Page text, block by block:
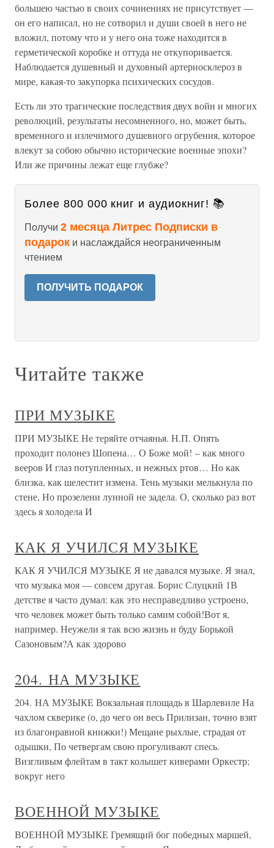
большею частью в своих сочинениях не присутствует —
он его написал, но не сотворил и души своей в него не
вложил, потому что и у него она тоже находится в
герметической коробке и оттуда не откупоривается.
Наблюдается душевный и духовный артериосклероз в
мире, какая-то закупорка психических сосудов.
Есть ли это трагические последствия двух войн и многих
революций, результаты несомненного, но, может быть,
временного и излечимого душевного огрубения, которое
влекут за собою обычно исторические военные эпохи?
Или же причины лежат еще глубже?
Более 800 000 книг и аудиокниг! 📚
Получи 2 месяца Литрес Подписки в
подарок и наслаждайся неограниченным
чтением
ПОЛУЧИТЬ ПОДАРОК
Читайте также
ПРИ МУЗЫКЕ
ПРИ МУЗЫКЕ Не теряйте отчаянья. Н.П. Опять
проходит полонез Шопена… О Боже мой! – как много
вееров И глаз потупленных, и нежных ртов… Но как
близка, как шелестит измена. Тень музыки мелькнула по
стене, Но прозелени лунной не задела. О, сколько раз вот
здесь я холодела И
КАК Я УЧИЛСЯ МУЗЫКЕ
КАК Я УЧИЛСЯ МУЗЫКЕ Я не давался музыке. Я знал,
что музыка моя — совсем другая. Борис Слуцкий 1В
детстве я часто думал: как это несправедливо устроено,
что человек может быть только самим собой!Вот я,
например. Неужели я так всю жизнь и буду Борькой
Сазоновым?А как здорово
204. НА МУЗЫКЕ
204. НА МУЗЫКЕ Вокзальная площадь в Шарлевиле На
чахлом скверике (о, до чего он весь Прилизан, точно взят
из благонравной книжки!) Мещане рыхлые, страдая от
одышки, По четвергам свою прогуливают спесь.
Визгливым флейтам в такт колышет киверами Оркестр;
вокруг него
ВОЕННОЙ МУЗЫКЕ
ВОЕННОЙ МУЗЫКЕ Гремящий бог победных маршей,